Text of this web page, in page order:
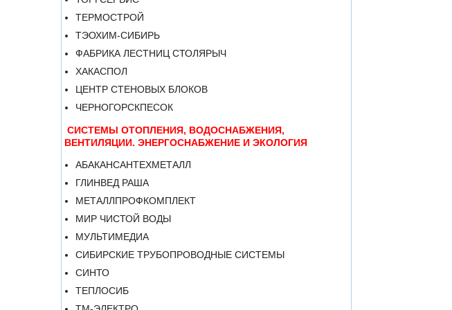
ТЕРМОСТРОЙ
ТЭОХИМ-СИБИРЬ
ФАБРИКА ЛЕСТНИЦ СТОЛЯРЫЧ
ХАКАСПОЛ
ЦЕНТР СТЕНОВЫХ БЛОКОВ
ЧЕРНОГОРСКПЕСОК
СИСТЕМЫ ОТОПЛЕНИЯ, ВОДОСНАБЖЕНИЯ,
ВЕНТИЛЯЦИИ. ЭНЕРГОСНАБЖЕНИЕ И ЭКОЛОГИЯ
АБАКАНСАНТЕХМЕТАЛЛ
ГЛИНВЕД РАША
МЕТАЛЛПРОФКОМПЛЕКТ
МИР ЧИСТОЙ ВОДЫ
МУЛЬТИМЕДИА
СИБИРСКИЕ ТРУБОПРОВОДНЫЕ СИСТЕМЫ
СИНТО
ТЕПЛОСИБ